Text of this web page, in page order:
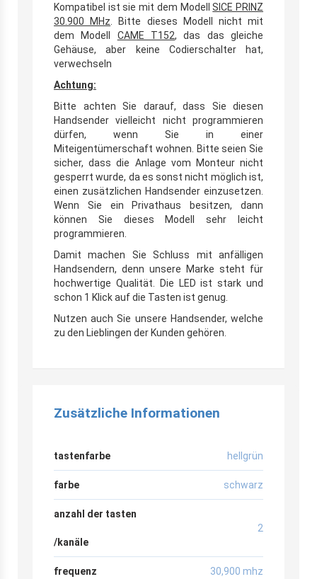
Kompatibel ist sie mit dem ModellSICE PRINZ
30.900 MHz . Bitte dieses Modell nicht mit
dem Modell CAME T152, das das gleiche
Gehäuse, aber keine Codierschalter hat,
verwechseln
Achtung:
Bitte achten Sie darauf, dass Sie diesen
Handsender vielleicht nicht programmieren
dürfen, wenn Sie in einer
Miteigentümerschaft wohnen. Bitte seien Sie
sicher, dass die Anlage vom Monteur nicht
gesperrt wurde, da es sonst nicht möglich ist,
einen zusätzlichen Handsender einzusetzen.
Wenn Sie ein Privathaus besitzen, dann
können Sie dieses Modell sehr leicht
programmieren.
Damit machen Sie Schluss mit anfälligen
Handsendern, denn unsere Marke steht für
hochwertige Qualität. Die LED ist stark und
schon 1 Klick auf die Tasten ist genug.
Nutzen auch Sie unsere Handsender, welche
zu den Lieblingen der Kunden gehören.
Zusätzliche Informationen
tastenfarbe hellgrün
farbe schwarz
anzahl der tasten
/kanäle
2
frequenz 30,900 mhz